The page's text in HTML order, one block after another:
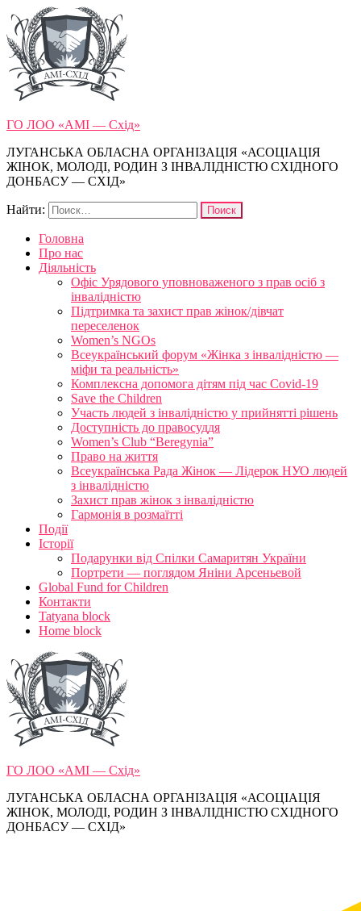
ГО ЛОО «АМІ — Схід»
ЛУГАНСЬКА ОБЛАСНА ОРГАНІЗАЦІЯ «АСОЦІАЦІЯ
ЖІНОК, МОЛОДІ, РОДИН З ІНВАЛІДНІСТЮ СХІДНОГО
ДОНБАСУ — СХІД»
Найти:
Головна
Про нас
Діяльність
Офіс Урядового уповноваженого з прав осіб з
інвалідністю
Підтримка та захист прав жінок/дівчат
переселенок
Women’s NGOs
Всеукраїнський форум «Жінка з інвалідністю —
міфи та реальність»
Комплексна допомога дітям під час Covid-19
Save the Children
Участь людей з інвалідністю у прийнятті рішень
Доступність до правосуддя
Women’s Club “Beregynia”
Право на життя
Всеукраїнська Рада Жінок — Лідерок НУО людей
з інвалідністю
Захист прав жінок з інвалідністю
Гармонія в розмаїтті
Події
Історії
Подарунки від Спілки Самаритян України
Портрети — поглядом Яніни Арсеньевой
Global Fund for Children
Контакти
Tatyana block
Home block
ГО ЛОО «АМІ — Схід»
ЛУГАНСЬКА ОБЛАСНА ОРГАНІЗАЦІЯ «АСОЦІАЦІЯ
ЖІНОК, МОЛОДІ, РОДИН З ІНВАЛІДНІСТЮ СХІДНОГО
ДОНБАСУ — СХІД»